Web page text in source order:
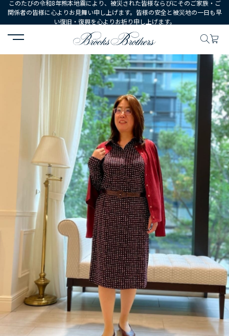
このたびの令和8年熊本地震により、被災された皆様ならびにそのご家族・ご
関係者の皆様に心よりお見舞い申し上げます。皆様の安全と被災地の一日も早
い復旧・復興を心よりお祈り申し上げます。
HOME コーディネート コーディネート詳細